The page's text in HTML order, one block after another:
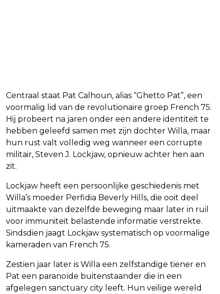
Centraal staat Pat Calhoun, alias “Ghetto Pat”, een
voormalig lid van de revolutionaire groep French 75.
Hij probeert na jaren onder een andere identiteit te
hebben geleefd samen met zijn dochter Willa, maar
hun rust valt volledig weg wanneer een corrupte
militair, Steven J. Lockjaw, opnieuw achter hen aan
zit.
Lockjaw heeft een persoonlijke geschiedenis met
Willa’s moeder Perfidia Beverly Hills, die ooit deel
uitmaakte van dezelfde beweging maar later in ruil
voor immuniteit belastende informatie verstrekte.
Sindsdien jaagt Lockjaw systematisch op voormalige
kameraden van French 75.
Zestien jaar later is Willa een zelfstandige tiener en
Pat een paranoïde buitenstaander die in een
afgelegen sanctuary city leeft. Hun veilige wereld